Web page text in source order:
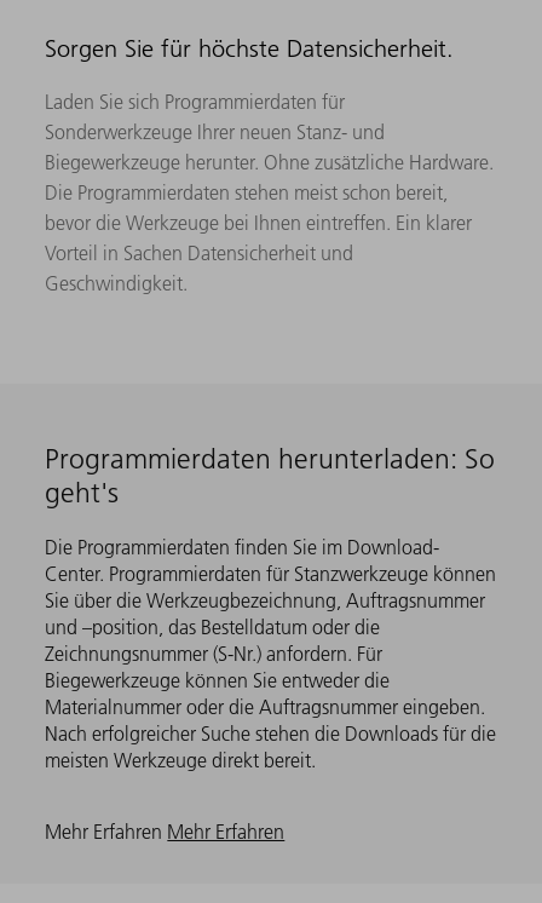
Sorgen Sie für höchste Datensicherheit.
Laden Sie sich Programmierdaten für
Sonderwerkzeuge Ihrer neuen Stanz- und
Biegewerkzeuge herunter. Ohne zusätzliche Hardware.
Die Programmierdaten stehen meist schon bereit,
bevor die Werkzeuge bei Ihnen eintreffen. Ein klarer
Vorteil in Sachen Datensicherheit und
Geschwindigkeit.
Programmierdaten herunterladen: So
geht's
Die Programmierdaten finden Sie im Download-
Center. Programmierdaten für Stanzwerkzeuge können
Sie über die Werkzeugbezeichnung, Auftragsnummer
und –position, das Bestelldatum oder die
Zeichnungsnummer (S-Nr.) anfordern. Für
Biegewerkzeuge können Sie entweder die
Materialnummer oder die Auftragsnummer eingeben.
Nach erfolgreicher Suche stehen die Downloads für die
meisten Werkzeuge direkt bereit.
Mehr Erfahren Mehr Erfahren